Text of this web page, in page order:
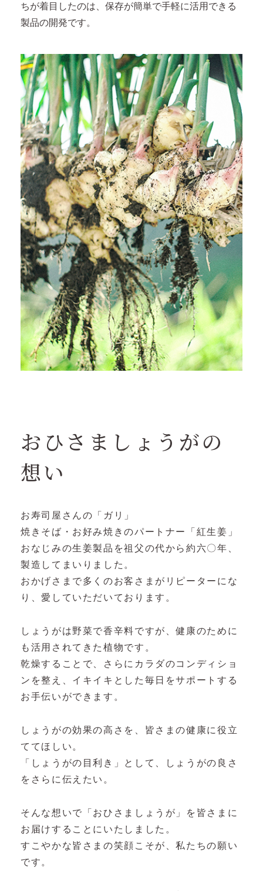
ちが着目したのは、保存が簡単で手軽に活用できる
製品の開発です。
おひさましょうがの
想い
お寿司屋さんの「ガリ」
焼きそば・お好み焼きのパートナー「紅生姜」
おなじみの生姜製品を祖父の代から約六〇年、
製造してまいりました。
おかげさまで多くのお客さまがリピーターにな
り、愛していただいております。
しょうがは野菜で香辛料ですが、健康のために
も活用されてきた植物です。
乾燥することで、さらにカラダのコンディショ
ンを整え、イキイキとした毎日をサポートする
お手伝いができます。
しょうがの効果の高さを、皆さまの健康に役立
ててほしい。
「しょうがの目利き」として、しょうがの良さ
をさらに伝えたい。
そんな想いで「おひさましょうが」を皆さまに
お届けすることにいたしました。
すこやかな皆さまの笑顔こそが、私たちの願い
です。